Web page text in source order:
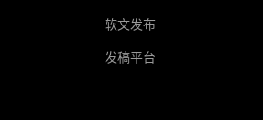
软文发布
发稿平台